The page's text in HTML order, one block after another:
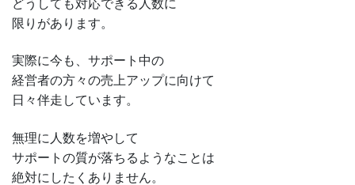
どうしても対応できる人数に
限りがあります。
実際に今も、サポート中の
経営者の方々の売上アップに向けて
日々伴走しています。
無理に人数を増やして
サポートの質が落ちるようなことは
絶対にしたくありません。